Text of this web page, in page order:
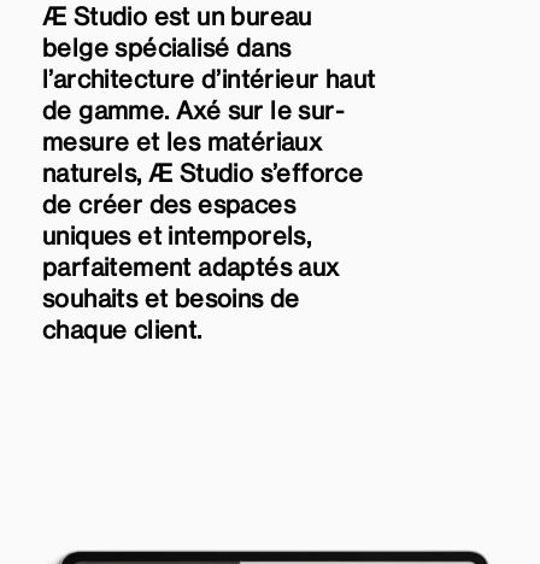
Æ Studio est un bureau
belge spécialisé dans
l’architecture d’intérieur haut
de gamme. Axé sur le sur-
mesure et les matériaux
naturels, Æ Studio s’efforce
de créer des espaces
uniques et intemporels,
parfaitement adaptés aux
souhaits et besoins de
chaque client.